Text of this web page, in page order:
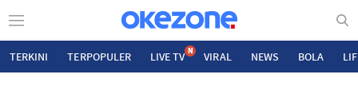
TERKINI TERPOPULER LIVE TV N VIRAL NEWS BOLA